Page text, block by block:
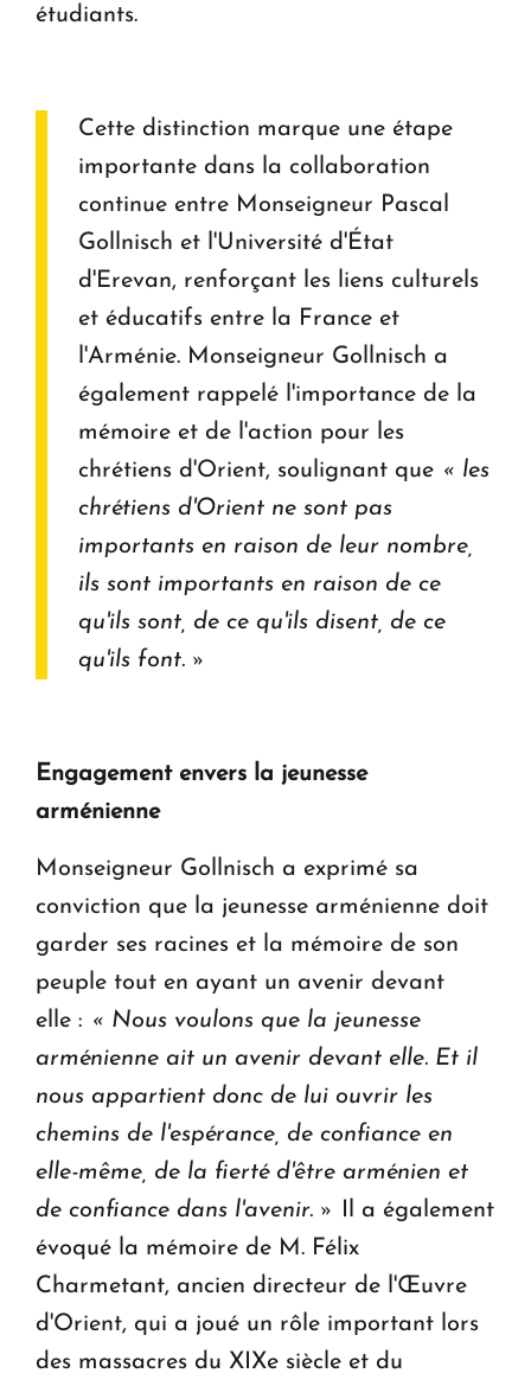
étudiants.
Cette distinction marque une étape
importante dans la collaboration
continue entre Monseigneur Pascal
Gollnisch et l'Université d'État
d'Erevan, renforçant les liens culturels
et éducatifs entre la France et
l'Arménie. Monseigneur Gollnisch a
également rappelé l'importance de la
mémoire et de l'action pour les
chrétiens d'Orient, soulignant que « les
chrétiens d'Orient ne sont pas
importants en raison de leur nombre,
ils sont importants en raison de ce
qu'ils sont, de ce qu'ils disent, de ce
qu'ils font. »
Engagement envers la jeunesse
arménienne
Monseigneur Gollnisch a exprimé sa
conviction que la jeunesse arménienne doit
garder ses racines et la mémoire de son
peuple tout en ayant un avenir devant
elle : « Nous voulons que la jeunesse
arménienne ait un avenir devant elle. Et il
nous appartient donc de lui ouvrir les
chemins de l'espérance, de confiance en
elle-même, de la fierté d'être arménien et
de confiance dans l'avenir. » Il a également
évoqué la mémoire de M. Félix
Charmetant, ancien directeur de l'Œuvre
d'Orient, qui a joué un rôle important lors
des massacres du XIXe siècle et du